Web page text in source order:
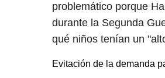
problemático porque
durante la Segunda
qué niños tenían un
Evitación de la demanda